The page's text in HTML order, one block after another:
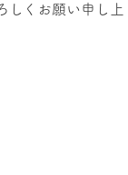
しくお願い申し上